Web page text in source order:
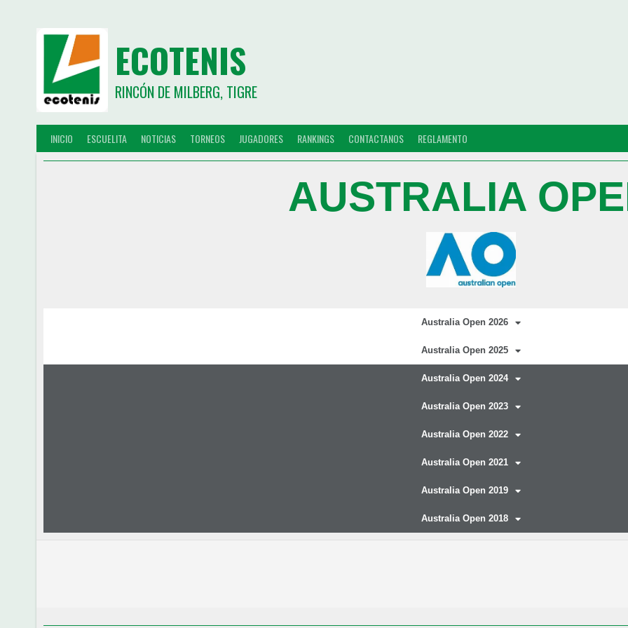
ECOTENIS
RINCÓN DE MILBERG, TIGRE
INICIO ESCUELITA NOTICIAS TORNEOS JUGADORES RANKINGS CONTACTANOS REGLAMENTO
AUSTRALIA
Australia Open 2026
Australia Open 2025
Australia Open 2024
Australia Open 2023
Australia Open 2022
Australia Open 2021
Australia Open 2019
Australia Open 2018